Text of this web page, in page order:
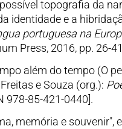
topografia da
identidade e a
portuguesa na
Press, 2016, pp. 26-
além do tempo (O
e Souza (org.):
978-85-421-0440].
memória e souvenir",